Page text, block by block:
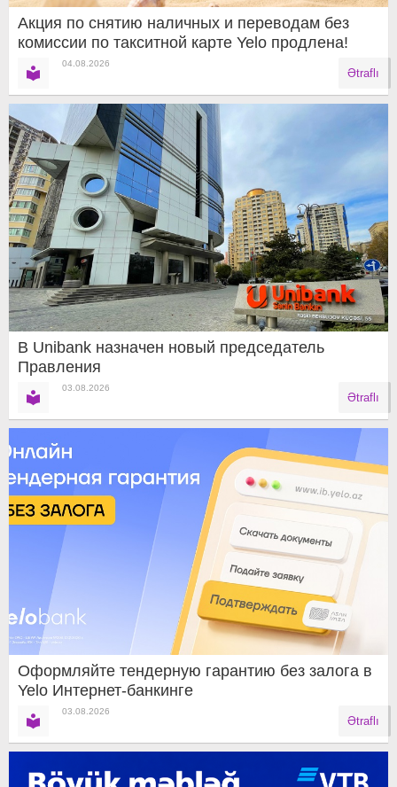
Акция по снятию наличных и переводам без
комиссии по такситной карте Yelo продлена!
04.08.2026
Ətraflı
В Unibank назначен новый председатель
Правления
03.08.2026
Ətraflı
Оформляйте тендерную гарантию без залога в
Yelo Интернет-банкинге
03.08.2026
Ətraflı